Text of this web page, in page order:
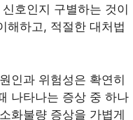
호인지 구별하는 것이
해하고, 적절한 대처법
인과 위험성은 확연히
나타나는 증상 중 하나
화불량 증상을 가볍게